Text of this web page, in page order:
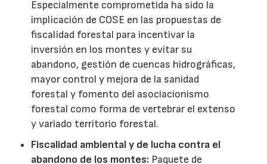
Especialmente comprometida ha sido la
implicación de COSE en las propuestas de
fiscalidad forestal para incentivar la
inversión en los montes y evitar su
abandono, gestión de cuencas hidrográficas,
mayor control y mejora de la sanidad
forestal y fomento del asociacionismo
forestal como forma de vertebrar el extenso
y variado territorio forestal.
Fiscalidad ambiental y de lucha contra el
abandono de los montes: Paquete de